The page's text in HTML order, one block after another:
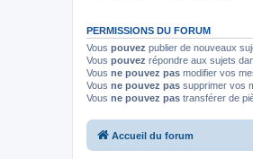
PERMISSIONS DU FORUM
Vous pouvez publier de nouveaux
Vous pouvez répondre aux sujets
Vous ne pouvez pas modifier vos
Vous ne pouvez pas supprimer vos
Vous ne pouvez pas transférer de
Accueil du forum